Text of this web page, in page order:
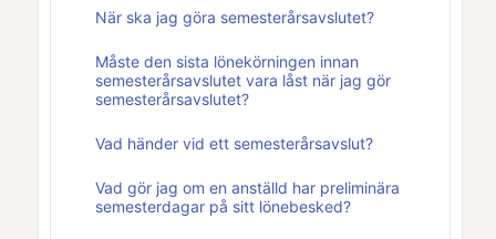
När ska jag göra semesterårsavslutet?
Måste den sista lönekörningen innan
semesterårsavslutet vara låst när jag gör
semesterårsavslutet?
Vad händer vid ett semesterårsavslut?
Vad gör jag om en anställd har preliminära
semesterdagar på sitt lönebesked?